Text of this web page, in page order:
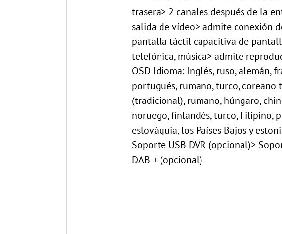
trasera> 2 canales después de la
salida de vídeo> admite conexión
pantalla táctil capacitiva de
telefónica, música> admite
OSD Idioma: Inglés, ruso, alemán,
portugués, rumano, turco, coreano
(tradicional), rumano, húngaro,
noruego, finlandés, turco, Filipino,
eslováquia, los Países Bajos y
Soporte USB DVR (opcional)>
DAB + (opcional)